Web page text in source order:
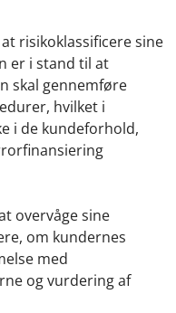
risikoklassificere sine
er i stand til at
skal gennemføre
hvilket i
i de kundeforhold,
overvåge sine
om kundernes
med
og vurdering af